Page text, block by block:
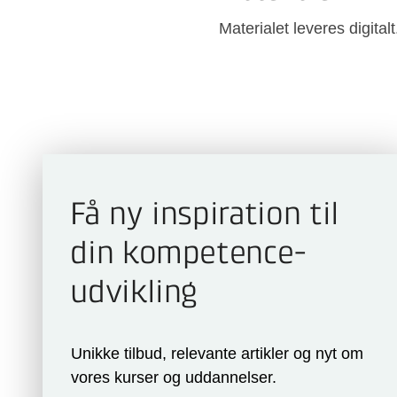
Materialet leveres
Få ny inspiration til
din kompetence­
udvikling
Unikke tilbud, relevante artikler og nyt om
vores kurser og uddannelser.